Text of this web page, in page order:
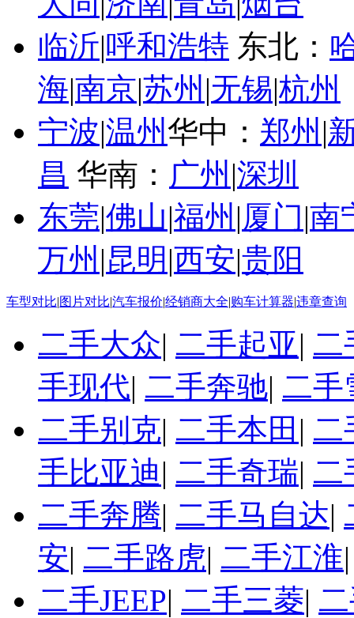
临沂|呼和浩特 东北：
海|南京|苏州 |无锡|杭州
宁波|温州华中： 郑州 |
昌 华南： 广州 |深圳
东莞|佛山|福州 |厦门|南
万州 |昆明 |西安|贵阳
车型对比|图片对比|汽车报价|经销商大全|购车计算器|违章查询
二手大众| 二手起亚| 二
手现代| 二手奔驰| 二手
二手别克| 二手本田 | 二
手比亚迪| 二手奇瑞| 二
二手奔腾| 二手马自达|
安| 二手路虎| 二手江淮
二手JEEP| 二手三菱|